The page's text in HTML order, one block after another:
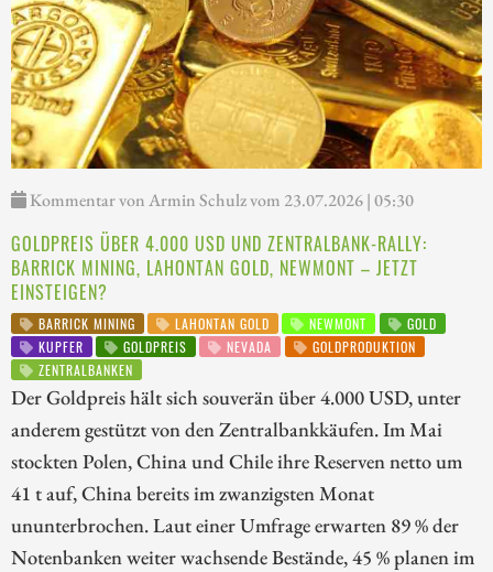
Kommentar von Armin Schulz vom 23.07.2026 | 05:30
GOLDPREIS ÜBER 4.000 USD UND ZENTRALBANK-RALLY:
BARRICK MINING, LAHONTAN GOLD, NEWMONT – JETZT
EINSTEIGEN?
BARRICK MINING LAHONTAN GOLD NEWMONT
GOLD
KUPFER
GOLDPREIS NEVADA
GOLDPRODUKTION
ZENTRALBANKEN
Der Goldpreis hält sich souverän über 4.000 USD, unter
anderem gestützt von den Zentralbankkäufen. Im Mai
stockten Polen, China und Chile ihre Reserven netto um
41 t auf, China bereits im zwanzigsten Monat
ununterbrochen. Laut einer Umfrage erwarten 89 % der
Notenbanken weiter wachsende Bestände, 45 % planen im